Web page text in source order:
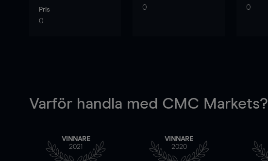
Pris
0
0 0
Varför handla med CMC Markets?
VINNARE
2021
VINNARE
2020